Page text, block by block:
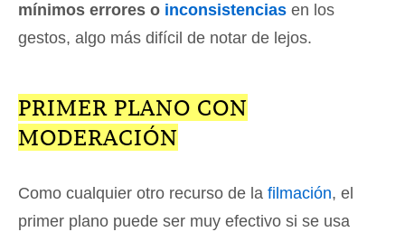
mínimos errores o inconsistencias en los
gestos, algo más difícil de notar de lejos.
PRIMER PLANO CON
MODERACIÓN
Como cualquier otro recurso de la filmación, el
primer plano puede ser muy efectivo si se usa